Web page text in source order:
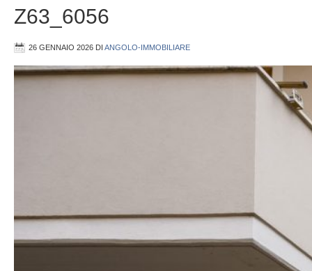
Z63_6056
26 GENNAIO 2026 DI ANGOLO-IMMOBILIARE